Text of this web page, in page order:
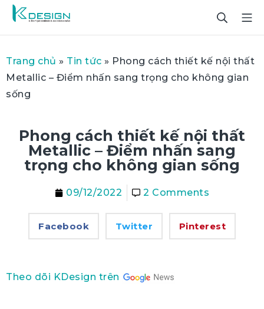
Trang chủ » Tin tức » Phong cách thiết kế nội thất
Metallic – Điểm nhấn sang trọng cho không gian
sống
Phong cách thiết kế nội thất
Metallic – Điểm nhấn sang
trọng cho không gian sống
09/12/2022 2 Comments
Facebook Twitter Pinterest
Theo dõi KDesign trên